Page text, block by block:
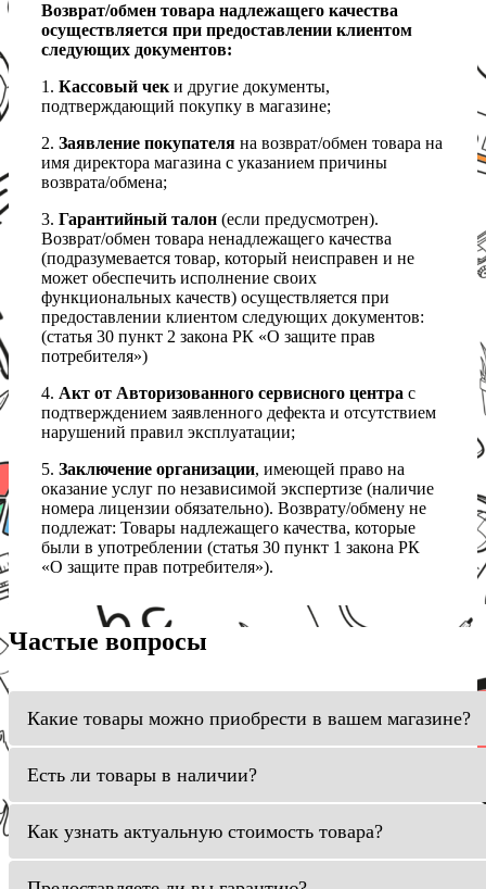
Возврат/обмен товара надлежащего качества
осуществляется при предоставлении клиентом
следующих документов:
1. Кассовый чек и другие документы,
подтверждающий покупку в магазине;
2. Заявление покупателя на возврат/обмен товара на
имя директора магазина с указанием причины
возврата/обмена;
3. Гарантийный талон (если предусмотрен).
Возврат/обмен товара ненадлежащего качества
(подразумевается товар, который неисправен и не
может обеспечить исполнение своих
функциональных качеств) осуществляется при
предоставлении клиентом следующих документов:
(статья 30 пункт 2 закона РК «О защите прав
потребителя»)
4. Акт от Авторизованного сервисного центра с
подтверждением заявленного дефекта и отсутствием
нарушений правил эксплуатации;
5. Заключение организации, имеющей право на
оказание услуг по независимой экспертизе (наличие
номера лицензии обязательно). Возврату/обмену не
подлежат: Товары надлежащего качества, которые
были в употреблении (статья 30 пункт 1 закона РК
«О защите прав потребителя»).
Частые вопросы
Какие товары можно приобрести в вашем магазине?
Есть ли товары в наличии?
Как узнать актуальную стоимость товара?